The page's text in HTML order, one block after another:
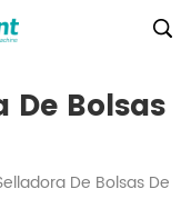
Bolsas
De Bolsas De